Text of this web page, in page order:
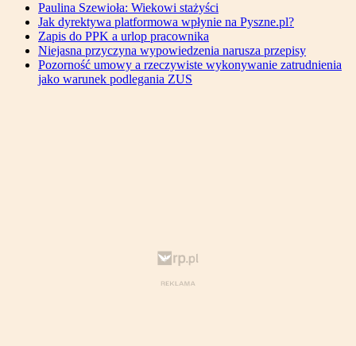
Paulina Szewioła: Wiekowi stażyści
Jak dyrektywa platformowa wpłynie na Pyszne.pl?
Zapis do PPK a urlop pracownika
Niejasna przyczyna wypowiedzenia narusza przepisy
Pozorność umowy a rzeczywiste wykonywanie zatrudnienia
jako warunek podlegania ZUS